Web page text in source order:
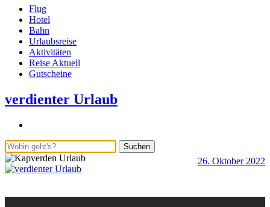
Flug
Hotel
Bahn
Urlaubsreise
Aktivitäten
Reise Aktuell
Gutscheine
verdienter Urlaub
Suchen
26. Oktober 2022